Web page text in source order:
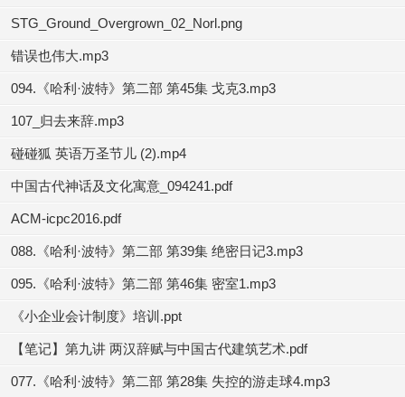
STG_Ground_Overgrown_02_Norl.png
错误也伟大.mp3
094.《哈利·波特》第二部 第45集 戈克3.mp3
107_归去来辞.mp3
碰碰狐 英语万圣节儿 (2).mp4
中国古代神话及文化寓意_094241.pdf
ACM-icpc2016.pdf
088.《哈利·波特》第二部 第39集 绝密日记3.mp3
095.《哈利·波特》第二部 第46集 密室1.mp3
《小企业会计制度》培训.ppt
【笔记】第九讲 两汉辞赋与中国古代建筑艺术.pdf
077.《哈利·波特》第二部 第28集 失控的游走球4.mp3